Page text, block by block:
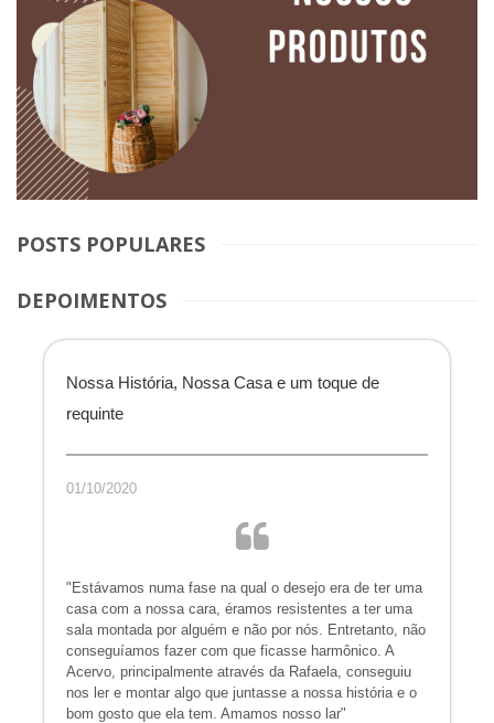
POSTS POPULARES
DEPOIMENTOS
Nossa História, Nossa Casa e um toque de
requinte
01/10/2020
"Estávamos numa fase na qual o desejo era de ter uma
casa com a nossa cara, éramos resistentes a ter uma
sala montada por alguém e não por nós. Entretanto, não
conseguíamos fazer com que ficasse harmônico. A
Acervo, principalmente através da Rafaela, conseguiu
nos ler e montar algo que juntasse a nossa história e o
bom gosto que ela tem. Amamos nosso lar"